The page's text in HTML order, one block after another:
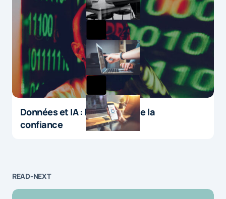
Données et IA : le paradoxe de la
confiance
READ-NEXT